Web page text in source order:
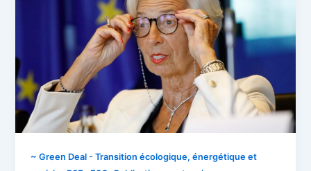
~ Green Deal - Transition écologique, énergétique et